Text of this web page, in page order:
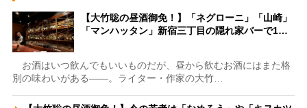
【大竹聡の昼酒御免！】「ネグローニ」「山崎」
「マンハッタン」新宿三丁目の隠れ家バーで1…
お酒はいつ飲んでもいいものだが、昼から飲むお酒にはまた格
別の味わいがある――。ライター・作家の大竹…